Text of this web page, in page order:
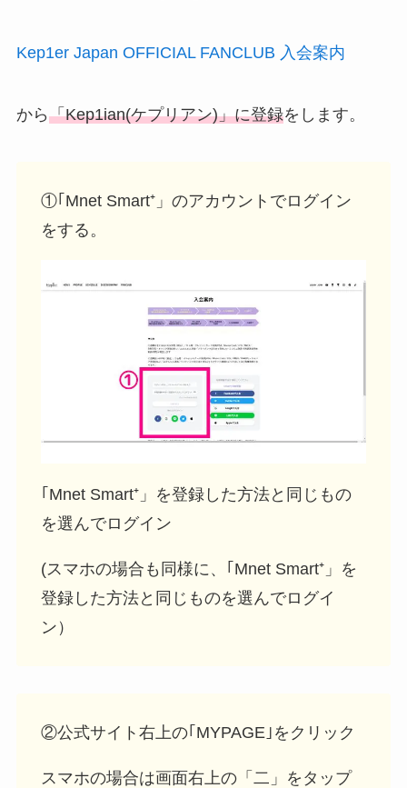
Kep1er Japan OFFICIAL FANCLUB 入会案内
から「Kep1ian(ケプリアン)」に登録をします。
①｢Mnet Smart⁺」のアカウントでログイン
をする。
｢Mnet Smart⁺」を登録した方法と同じもの
を選んでログイン
(スマホの場合も同様に、｢Mnet Smart⁺」を
登録した方法と同じものを選んでログイ
ン）
②公式サイト右上の｢MYPAGE｣をクリック
スマホの場合は画面右上の「二」をタップ